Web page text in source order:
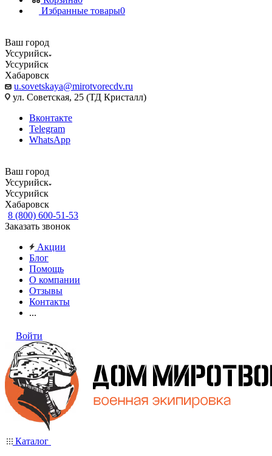
Избранные товары0
Ваш город
Уссурийск
Уссурийск
Хабаровск
u.sovetskaya@mirotvorecdv.ru
ул. Советская, 25 (ТД Кристалл)
Вконтакте
Telegram
WhatsApp
Ваш город
Уссурийск
Уссурийск
Хабаровск
8 (800) 600-51-53
Заказать звонок
Акции
Блог
Помощь
О компании
Отзывы
Контакты
...
Войти
Каталог